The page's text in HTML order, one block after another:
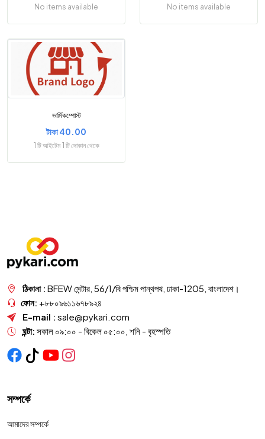
No items available
No items available
ভার্মিকম্পোস্ট
টাকা 40.00
1 টি আইটেম 1 টি দোকান থেকে
ঠিকানা : BFEW সেন্টার, 56/1/বি পশ্চিম পান্থপথ, ঢাকা-1205, বাংলাদেশ।
ফোন: +৮৮০৯৬১১৬৭৮৯২৪
E-mail : sale@pykari.com
ঘন্টা: সকাল ০৯:০০ - বিকেল ০৫:০০, শনি - বৃহস্পতি
সম্পর্কে
আমাদের সম্পর্কে